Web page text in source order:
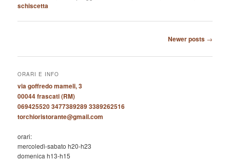
schiscetta
Newer posts →
ORARI E INFO
via goffredo mameli, 3
00044 frascati (RM)
069425520 3477389289 3389262516
torchioristorante@gmail.com
orari:
mercoledì-sabato h20-h23
domenica h13-h15